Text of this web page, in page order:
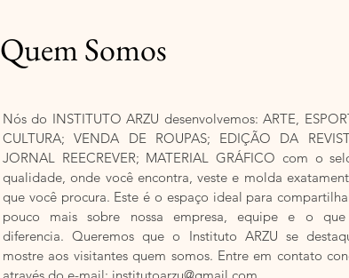
Quem Somos
Nós do INSTITUTO ARZU desenvolvemos: ARTE,
CULTURA; VENDA DE ROUPAS; EDIÇÃO DA
JORNAL REECREVER; MATERIAL GRÁFICO com o
qualidade, onde você encontra, veste e molda
que você procura. Este é o espaço ideal para
pouco mais sobre nossa empresa, equipe e o
diferencia. Queremos que o Instituto ARZU se
mostre aos visitantes quem somos. Entre em contato